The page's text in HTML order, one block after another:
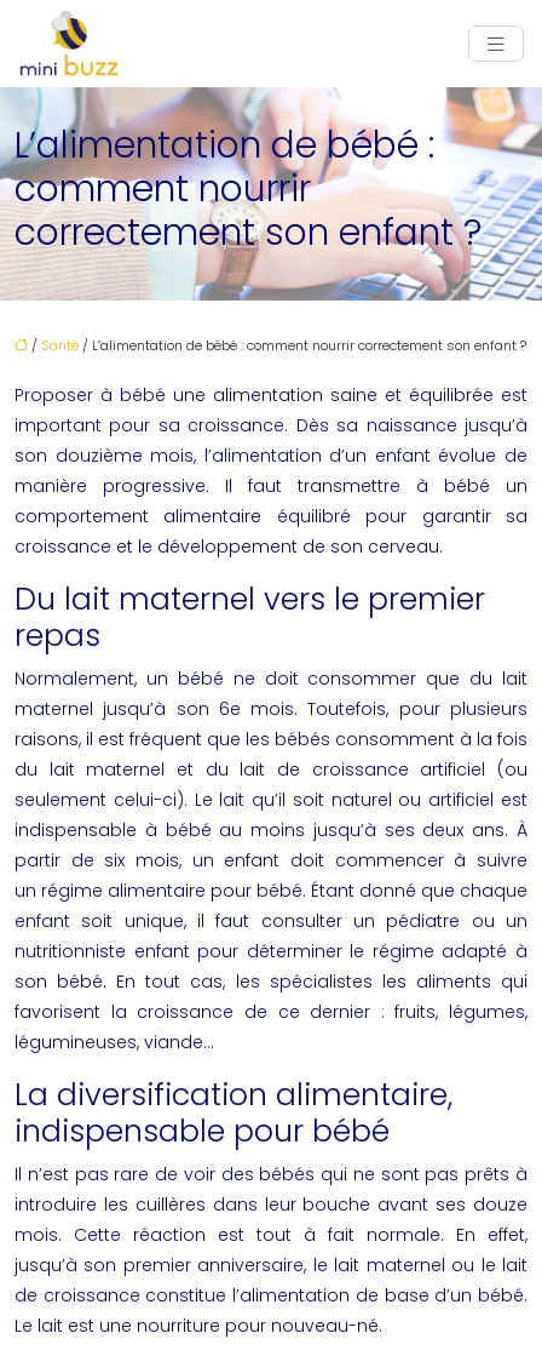
L’alimentation de bébé :
comment nourrir
correctement son enfant ?
/ Santé / L’alimentation de bébé : comment nourrir correctement son enfant ?
Proposer à bébé une alimentation saine et équilibrée est
important pour sa croissance. Dès sa naissance jusqu’à
son douzième mois, l’alimentation d’un enfant évolue de
manière progressive. Il faut transmettre à bébé un
comportement alimentaire équilibré pour garantir sa
croissance et le développement de son cerveau.
Du lait maternel vers le premier
repas
Normalement, un bébé ne doit consommer que du lait
maternel jusqu’à son 6e mois. Toutefois, pour plusieurs
raisons, il est fréquent que les bébés consomment à la fois
du lait maternel et du lait de croissance artificiel (ou
seulement celui-ci). Le lait qu’il soit naturel ou artificiel est
indispensable à bébé au moins jusqu’à ses deux ans. À
partir de six mois, un enfant doit commencer à suivre
un régime alimentaire pour bébé. Étant donné que chaque
enfant soit unique, il faut consulter un pédiatre ou un
nutritionniste enfant pour déterminer le régime adapté à
son bébé. En tout cas, les spécialistes les aliments qui
favorisent la croissance de ce dernier : fruits, légumes,
légumineuses, viande…
La diversification alimentaire,
indispensable pour bébé
Il n’est pas rare de voir des bébés qui ne sont pas prêts à
introduire les cuillères dans leur bouche avant ses douze
mois. Cette réaction est tout à fait normale. En effet,
jusqu’à son premier anniversaire, le lait maternel ou le lait
de croissance constitue l’alimentation de base d’un bébé.
Le lait est une nourriture pour nouveau-né.